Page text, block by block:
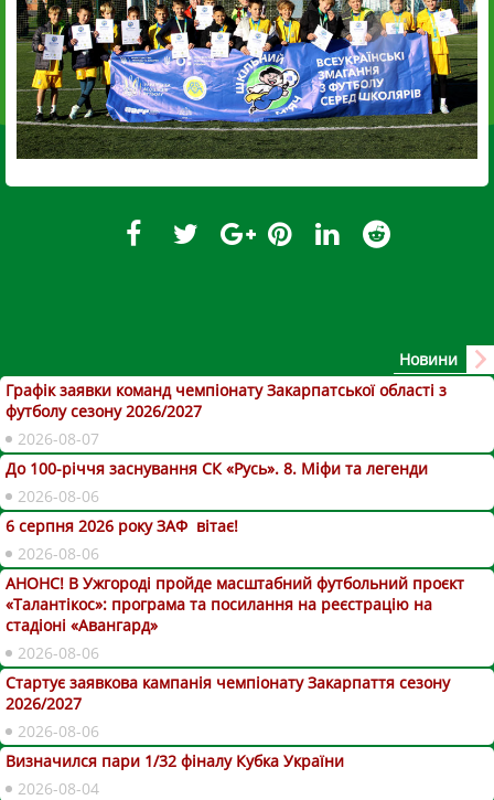
Новини
Графік заявки команд чемпіонату Закарпатської області з
футболу сезону 2026/2027
2026-08-07
До 100-річчя заснування СК «Русь». 8. Міфи та легенди
2026-08-06
6 серпня 2026 року ЗАФ вітає!
2026-08-06
АНОНС! В Ужгороді пройде масштабний футбольний проєкт
«Талантікос»: програма та посилання на реєстрацію на
стадіоні «Авангард»
2026-08-06
Стартує заявкова кампанія чемпіонату Закарпаття сезону
2026/2027
2026-08-06
Визначился пари 1/32 фіналу Кубка України
2026-08-04